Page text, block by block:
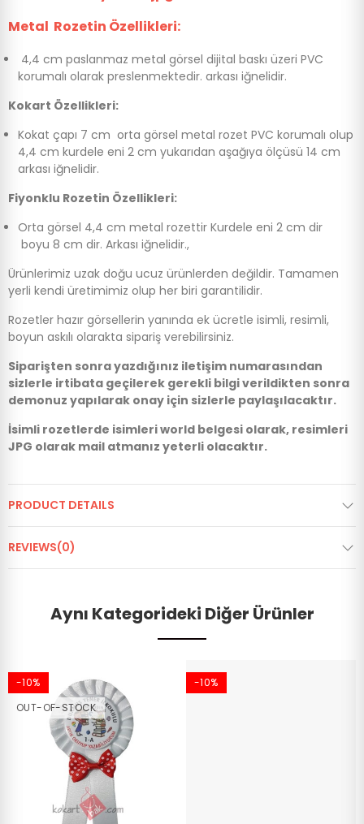
Metal Rozetin Özellikleri:
4,4 cm paslanmaz metal görsel dijital baskı üzeri PVC
korumalı olarak preslenmektedir. arkası iğnelidir.
Kokart Özellikleri:
Kokat çapı 7 cm orta görsel metal rozet PVC korumalı olup
4,4 cm kurdele eni 2 cm yukarıdan aşağıya ölçüsü 14 cm
arkası iğnelidir.
Fiyonklu Rozetin Özellikleri:
Orta görsel 4,4 cm metal rozettir Kurdele eni 2 cm dir
boyu 8 cm dir. Arkası iğnelidir.,
Ürünlerimiz uzak doğu ucuz ürünlerden değildir. Tamamen
yerli kendi üretimimiz olup her biri garantilidir.
Rozetler hazır görsellerin yanında ek ücretle isimli, resimli,
boyun askılı olarakta sipariş verebilirsiniz.
Siparişten sonra yazdığınız iletişim numarasından
sizlerle irtibata geçilerek gerekli bilgi verildikten sonra
demonuz yapılarak onay için sizlerle paylaşılacaktır.
İsimli rozetlerde isimleri world belgesi olarak, resimleri
JPG olarak mail atmanız yeterli olacaktır.
PRODUCT DETAILS
REVIEWS(0)
Aynı Kategorideki Diğer Ürünler
-10%
OUT-OF-STOCK
-10%